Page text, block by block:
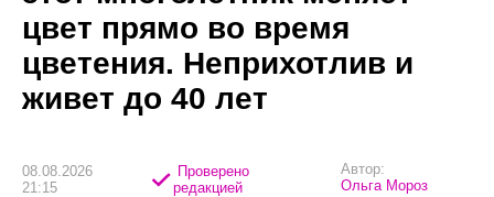
цвет прямо во время
цветения. Неприхотлив и
живет до 40 лет
08.08.2026
21:15
Проверено
редакцией
Автор:
Ольга Мороз